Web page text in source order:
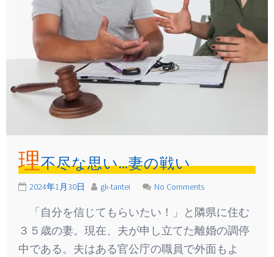
理不尽な思い…妻の戦い
2024年1月30日 gk-tantei No Comments
「自分を信じてもらいたい！」と隣県に住む
３５歳の妻。現在、夫が申し立てた離婚の調停
中である。夫はある官公庁の職員で外面もよ